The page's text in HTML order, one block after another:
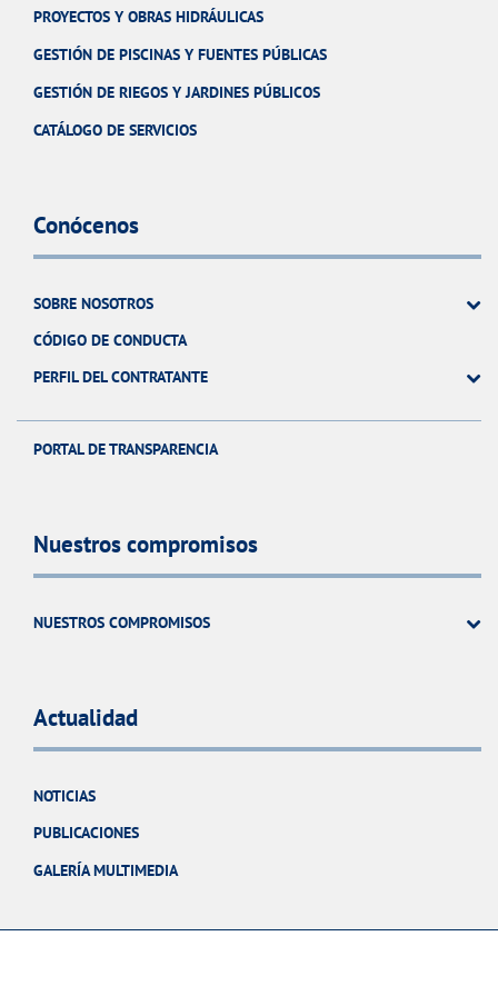
PROYECTOS Y OBRAS HIDRÁULICAS
GESTIÓN DE PISCINAS Y FUENTES PÚBLICAS
GESTIÓN DE RIEGOS Y JARDINES PÚBLICOS
CATÁLOGO DE SERVICIOS
Conócenos
SOBRE NOSOTROS
CÓDIGO DE CONDUCTA
PERFIL DEL CONTRATANTE
PORTAL DE TRANSPARENCIA
Nuestros compromisos
NUESTROS COMPROMISOS
Actualidad
NOTICIAS
PUBLICACIONES
GALERÍA MULTIMEDIA